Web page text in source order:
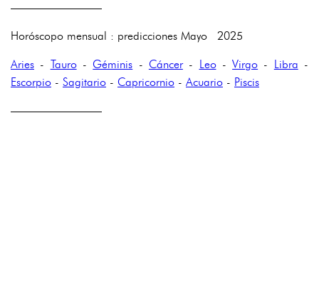
————————
Horóscopo mensual : predicciones Mayo 2025
Aries - Tauro- Géminis - Cáncer- Leo-Virgo - Libra -
Escorpio - Sagitario - Capricornio - Acuario - Piscis
————————